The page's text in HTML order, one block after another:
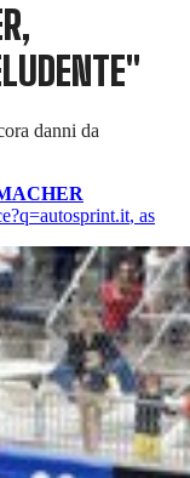
danni da
, as